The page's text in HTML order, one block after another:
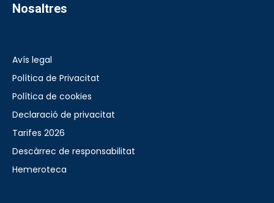
Nosaltres
Avís legal
Política de Privacitat
Política de cookies
Declaració de privacitat
Tarifes 2026
Descàrrec de responsabilitat
Hemeroteca